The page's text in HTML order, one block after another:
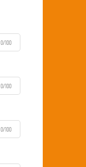
0/100
0/100
0/100